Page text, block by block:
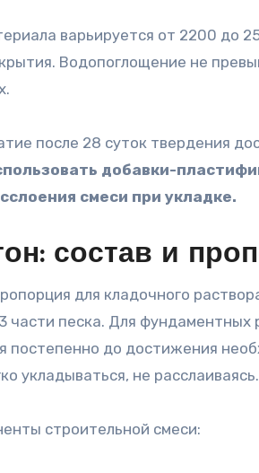
варьируется от 2200 до
Водопоглощение не
после 28 суток твердения
добавки-
смеси при укладке.
состав и
для кладочного
песка. Для фундаментных
постепенно до достижения
укладываться, не расслаиваясь.
строительной смеси: